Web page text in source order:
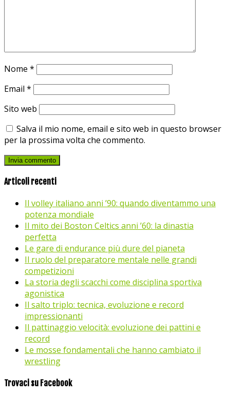
Nome *
Email *
Sito web
Salva il mio nome, email e sito web in questo browser
per la prossima volta che commento.
Articoli recenti
Il volley italiano anni ’90: quando diventammo una
potenza mondiale
Il mito dei Boston Celtics anni ’60: la dinastia
perfetta
Le gare di endurance più dure del pianeta
Il ruolo del preparatore mentale nelle grandi
competizioni
La storia degli scacchi come disciplina sportiva
agonistica
Il salto triplo: tecnica, evoluzione e record
impressionanti
Il pattinaggio velocità: evoluzione dei pattini e
record
Le mosse fondamentali che hanno cambiato il
wrestling
Trovaci su Facebook